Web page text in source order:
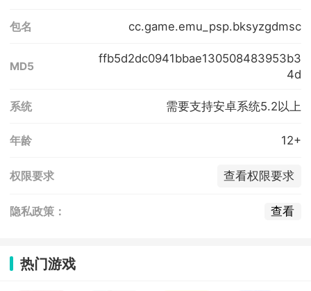
包名 cc.game.emu_psp.bksyzgdmsc
MD5
ffb5d2dc0941bbae130508483953b3
4d
系统 需要支持安卓系统5.2以上
年龄 12+
权限要求 查看权限要求
隐私政策： 查看
热门游戏